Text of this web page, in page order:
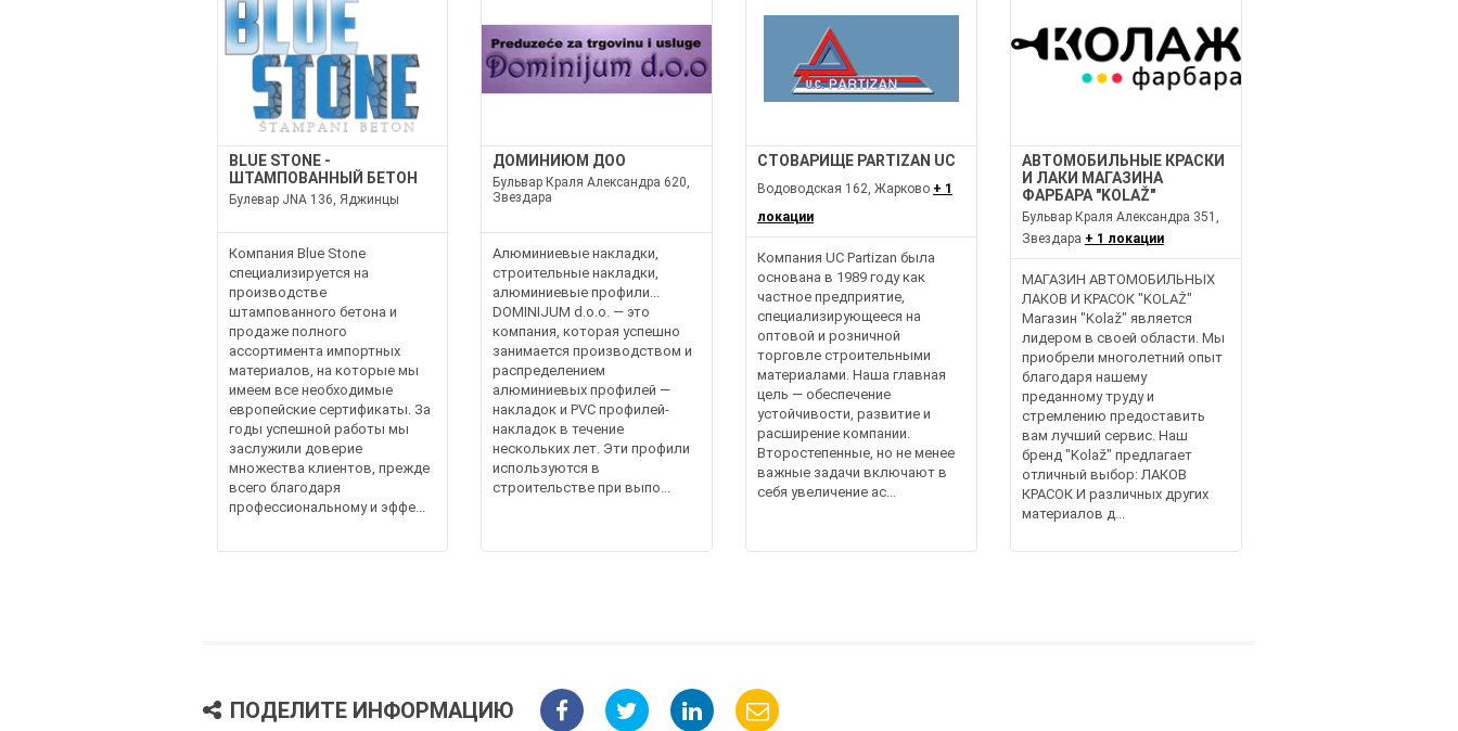
BLUE STONE -
ШТАМПОВАННЫЙ БЕТОН
Булевар JNA 136, Яджинцы
Компания Blue Stone
специализируется на
производстве
штампованного бетона и
продаже полного
ассортимента импортных
материалов, на которые мы
имеем все необходимые
европейские сертификаты. За
годы успешной работы мы
заслужили доверие
множества клиентов, прежде
всего благодаря
профессиональному и эффе...
ДОМИНИЮМ ДОО
Бульвар Краля Александра 620,
Звездара
Алюминиевые накладки,
строительные накладки,
алюминиевые профили...
DOMINIJUM d.o.o. — это
компания, которая успешно
занимается производством и
распределением
алюминиевых профилей —
накладок и PVC профилей-
накладок в течение
нескольких лет. Эти профили
используются в
строительстве при выпо...
СТОВАРИЩЕ PARTIZAN UC
Водоводская 162, Жарково + 1
локации
Компания UC Partizan была
основана в 1989 году как
частное предприятие,
специализирующееся на
оптовой и розничной
торговле строительными
материалами. Наша главная
цель — обеспечение
устойчивости, развитие и
расширение компании.
Второстепенные, но не менее
важные задачи включают в
себя увеличение ас...
АВТОМОБИЛЬНЫЕ КРАСКИ
И ЛАКИ МАГАЗИНА
ФАРБАРА "KOLAŽ"
Бульвар Краля Александра 351,
Звездара + 1 локации
МАГАЗИН АВТОМОБИЛЬНЫХ
ЛАКОВ И КРАСОК "KOLAŽ"
Магазин "Kolaž" является
лидером в своей области. Мы
приобрели многолетний опыт
благодаря нашему
преданному труду и
стремлению предоставить
вам лучший сервис. Наш
бренд "Kolaž" предлагает
отличный выбор: ЛАКОВ
КРАСОК И различных других
материалов д...
ПОДЕЛИТЕ ИНФОРМАЦИЮ